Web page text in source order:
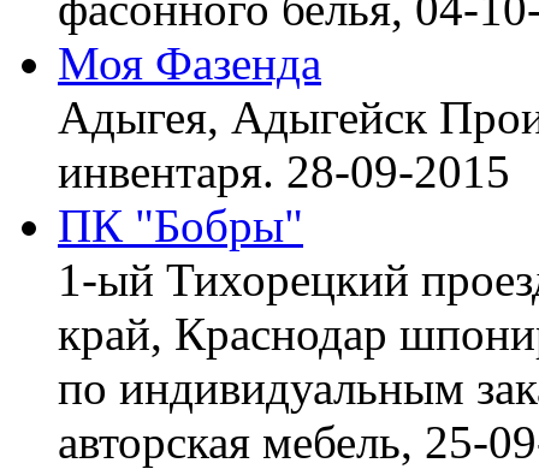
Моя Фазенда
Адыгея, Адыгейск
инвентаря. 28-09-2015
ПК "Бобры"
1-ый Тихорецкий
край, Краснодар
по индивидуальным
авторская мебель, 25-